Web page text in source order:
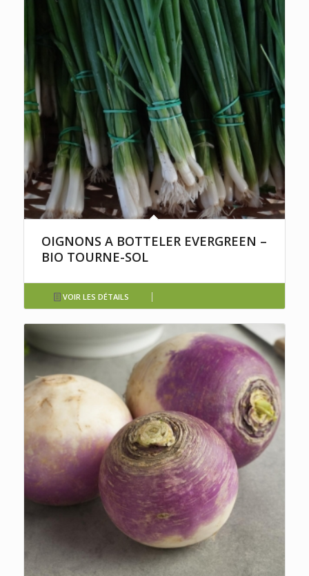
OIGNONS A BOTTELER EVERGREEN –
BIO TOURNE-SOL
VOIR LES DÉTAILS